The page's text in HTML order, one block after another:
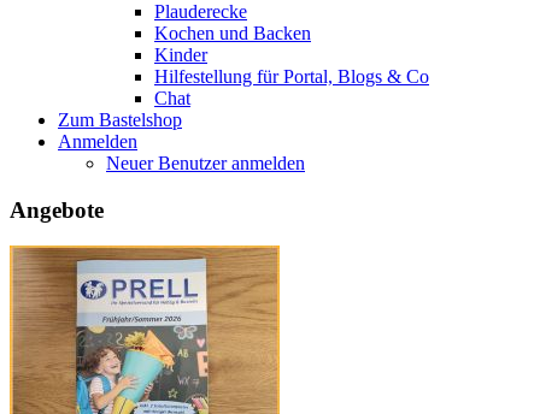
Plauderecke
Kochen und Backen
Kinder
Hilfestellung für Portal, Blogs & Co
Chat
Zum Bastelshop
Anmelden
Neuer Benutzer anmelden
Angebote